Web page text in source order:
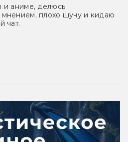
и аниме, делюсь
плохо шучу и кидаю
чат.